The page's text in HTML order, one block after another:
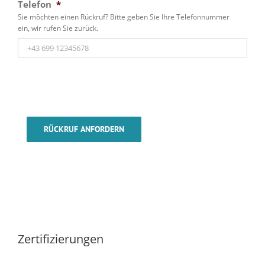
Telefon *
Sie möchten einen Rückruf? Bitte geben Sie Ihre Telefonnummer
ein, wir rufen Sie zurück.
RÜCKRUF ANFORDERN
Zertifizierungen